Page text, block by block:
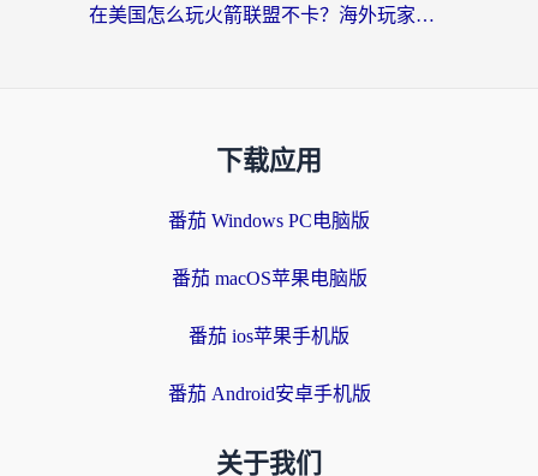
在美国怎么玩火箭联盟不卡？海外玩家国服游戏加速终极指南（附明日方舟美版王者荣耀优化技巧）
下载应用
番茄 Windows PC电脑版
番茄 macOS苹果电脑版
番茄 ios苹果手机版
番茄 Android安卓手机版
关于我们